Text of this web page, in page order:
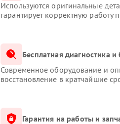
Используются оригинальные
гарантирует корректную работу
Бесплатная диагностика
Современное оборудование и
восстановление в кратчайшие
Гарантия на работы и